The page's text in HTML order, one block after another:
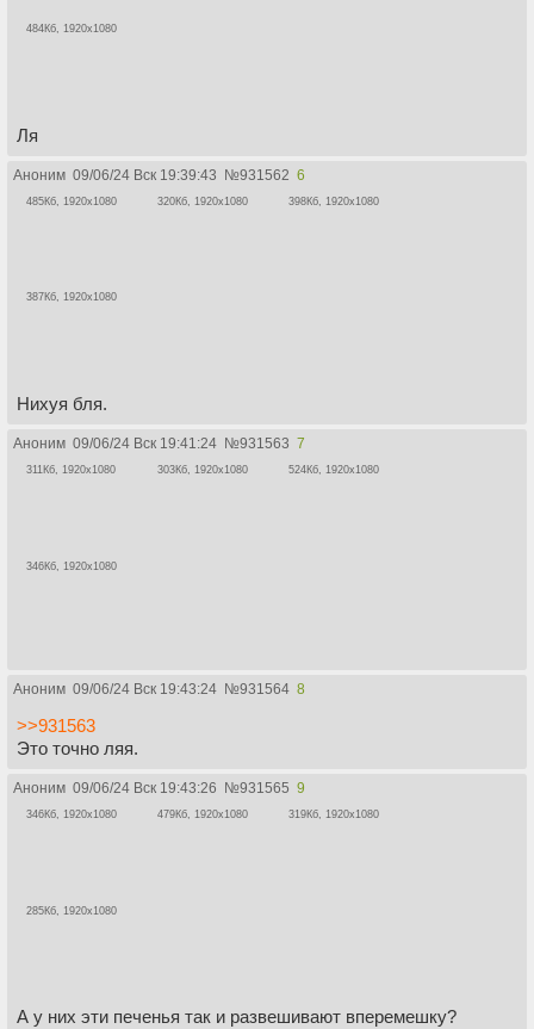
484Кб, 1920x1080
Ля
Аноним 09/06/24 Вск 19:39:43 №931562 6
485Кб, 1920x1080 320Кб, 1920x1080 398Кб, 1920x1080
387Кб, 1920x1080
Нихуя бля.
Аноним 09/06/24 Вск 19:41:24 №931563 7
311Кб, 1920x1080 303Кб, 1920x1080 524Кб, 1920x1080
346Кб, 1920x1080
Аноним 09/06/24 Вск 19:43:24 №931564 8
>>931563
Это точно ляя.
Аноним 09/06/24 Вск 19:43:26 №931565 9
346Кб, 1920x1080 479Кб, 1920x1080 319Кб, 1920x1080
285Кб, 1920x1080
А у них эти печенья так и развешивают вперемешку?